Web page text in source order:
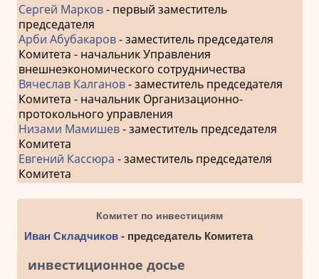
Сергей Марков- первый заместитель
председателя
Арби Абубакаров- заместитель председателя
Комитета - начальник Управления
внешнеэкономического сотрудничества
Вячеслав Калганов- заместитель председателя
Комитета - начальник Организационно-
протокольного управления
Низами Мамишев- заместитель председателя
Комитета
Евгений Кассюра - заместитель председателя
Комитета
Комитет по инвестициям
Иван Складчиков- председатель Комитета
инвестиционное досье